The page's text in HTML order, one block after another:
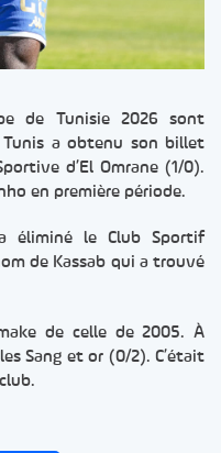
de Tunisie 2026 sont
Tunis a obtenu son billet
d’El Omrane (1/0).
en première période.
éliminé le Club Sportif
de Kassab qui a trouvé
de celle de 2005. À
Sang et or (0/2). C’était